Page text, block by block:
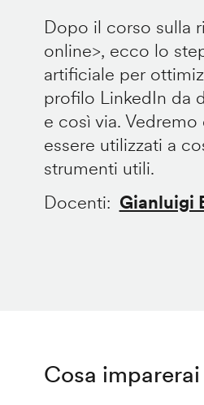
Dopo il corso sulla
online>, ecco lo
artificiale per
profilo LinkedIn da
e così via.
essere utilizzati a
strumenti utili.
Docenti
Gianluigi
Cosa imparerai